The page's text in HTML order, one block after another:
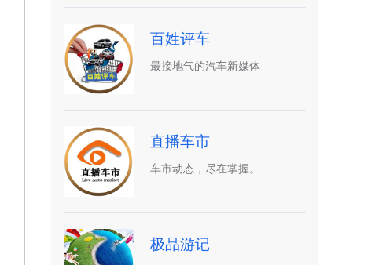
百姓评车
最接地气的汽车新媒体
直播车市
车市动态，尽在掌握。
极品游记